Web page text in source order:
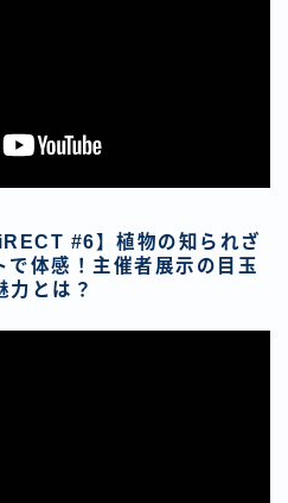
#6】植物の知られざ
で体感！主催者展示の目玉
力とは？